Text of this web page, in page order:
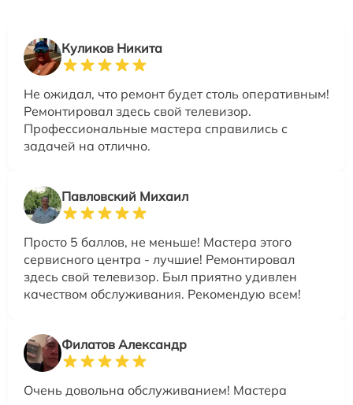
Куликов Никита
Не ожидал, что ремонт будет столь оперативным!
Ремонтировал здесь свой телевизор.
Профессиональные мастера справились с
задачей на отлично.
Павловский Михаил
Просто 5 баллов, не меньше! Мастера этого
сервисного центра - лучшие! Ремонтировал
здесь свой телевизор. Был приятно удивлен
качеством обслуживания. Рекомендую всем!
Филатов Александр
Очень довольна обслуживанием! Мастера